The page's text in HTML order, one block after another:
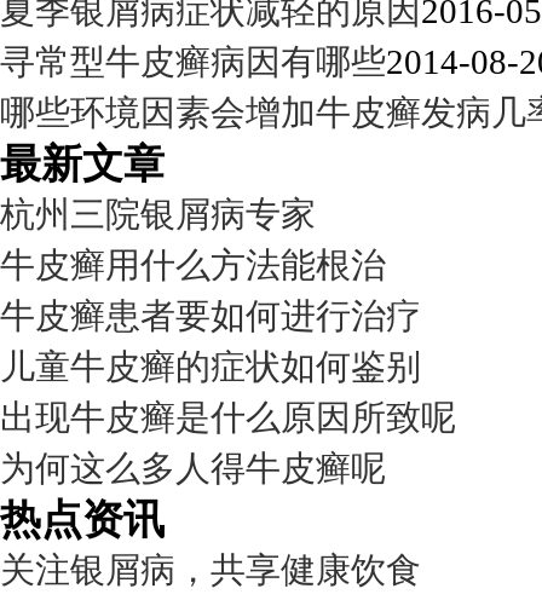
夏季银屑病症状减轻的原因2016-
寻常型牛皮癣病因有哪些2014-08-
哪些环境因素会增加牛皮癣发病几
最新文章
杭州三院银屑病专家
牛皮癣用什么方法能根治
牛皮癣患者要如何进行治疗
儿童牛皮癣的症状如何鉴别
出现牛皮癣是什么原因所致呢
为何这么多人得牛皮癣呢
热点资讯
关注银屑病，共享健康饮食